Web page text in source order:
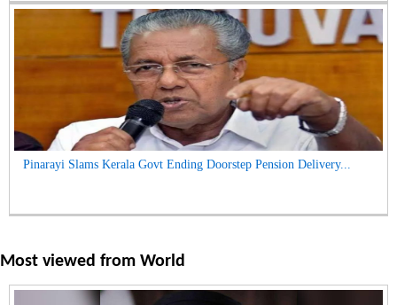
Pinarayi Slams Kerala Govt Ending Doorstep Pension Delivery...
Most viewed from World